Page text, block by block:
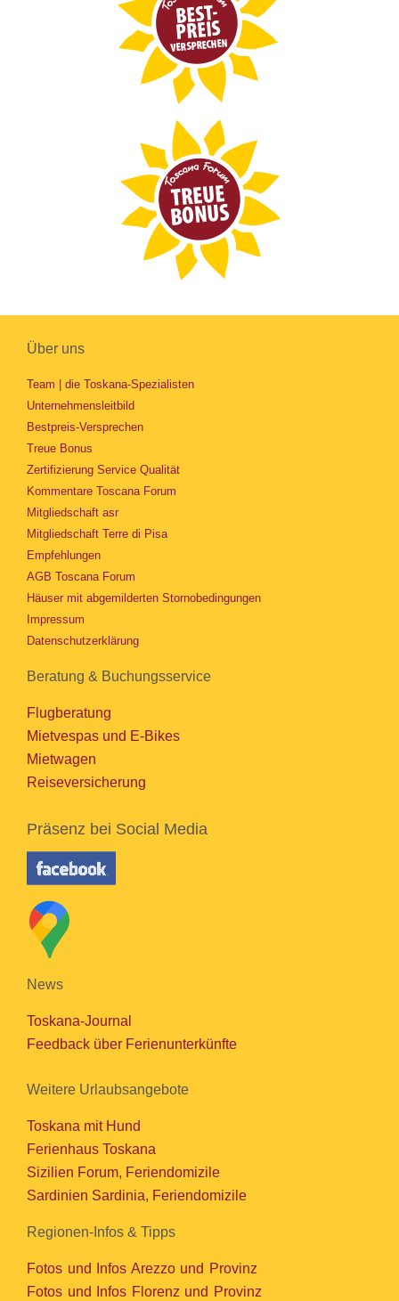
Über uns
Team | die Toskana-Spezialisten
Unternehmensleitbild
Bestpreis-Versprechen
Treue Bonus
Zertifizierung Service Qualität
Kommentare Toscana Forum
Mitgliedschaft asr
Mitgliedschaft Terre di Pisa
Empfehlungen
AGB Toscana Forum
Häuser mit abgemilderten Stornobedingungen
Impressum
Datenschutzerklärung
Beratung & Buchungsservice
Flugberatung
Mietvespas und E-Bikes
Mietwagen
Reiseversicherung
Präsenz bei Social Media
News
Toskana-Journal
Feedback über Ferienunterkünfte
Weitere Urlaubsangebote
Toskana mit Hund
Ferienhaus Toskana
Sizilien Forum, Feriendomizile
Sardinien Sardinia, Feriendomizile
Regionen-Infos & Tipps
Fotos und Infos Arezzo und Provinz
Fotos und Infos Florenz und Provinz